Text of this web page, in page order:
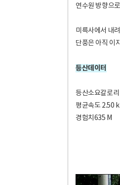
연수원 방향으
미륵사에서 내
단풍은 아직 이
등산데이터
등산소요칼로
평균속도 2.50
경험치635 M